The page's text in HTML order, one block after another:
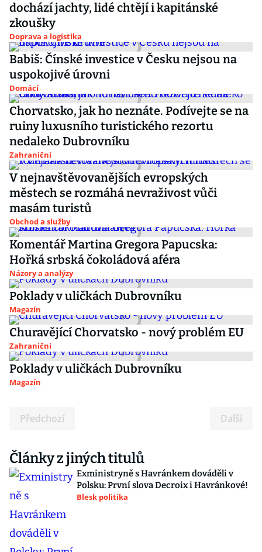
dochází jachty, lidé chtějí i kapitánské
zkoušky
Doprava a logistika
Babiš: Čínské investice v Česku nejsou na
uspokojivé úrovni
Domácí
Chorvatsko, jak ho neznáte. Podívejte se na
ruiny luxusního turistického rezortu
nedaleko Dubrovníku
Zahraniční
V nejnavštěvovanějších evropských
městech se rozmáhá nevraživost vůči
masám turistů
Obchod a služby
Komentář Martina Gregora Papucska:
Hořká srbská čokoládová aféra
Názory a analýzy
Poklady v uličkách Dubrovníku
Magazín
Churavějící Chorvatsko - nový problém EU
Zahraniční
Poklady v uličkách Dubrovníku
Magazín
Předchozí Další
Články z jiných titulů
Exministryně s Havránkem dováděli v
Polsku: První slova Decroix i Havránkové!
Blesk politika